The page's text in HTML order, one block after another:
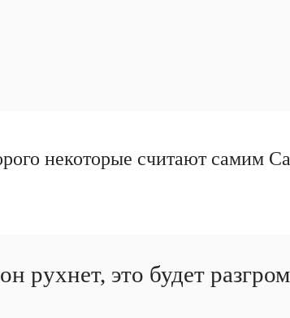
некоторые считают самим
рухнет, это будет